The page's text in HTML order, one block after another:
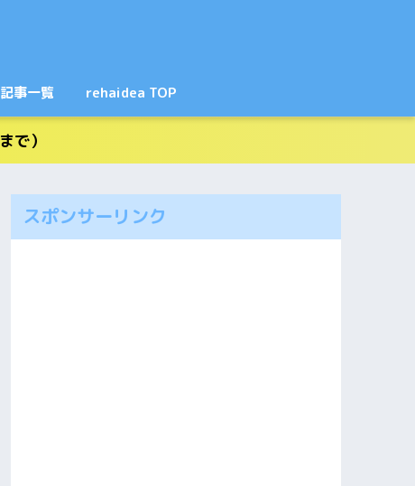
記事一覧 rehaidea TOP
で）
スポンサーリンク